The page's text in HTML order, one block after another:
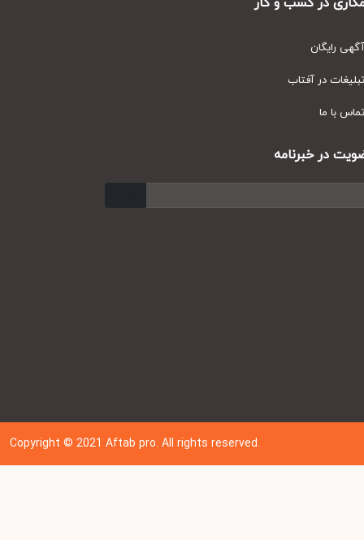
رایگان
در آفتاب
با ما
در خبرنامه
Copyright © 202 1Aftab pro. All rights reserved.